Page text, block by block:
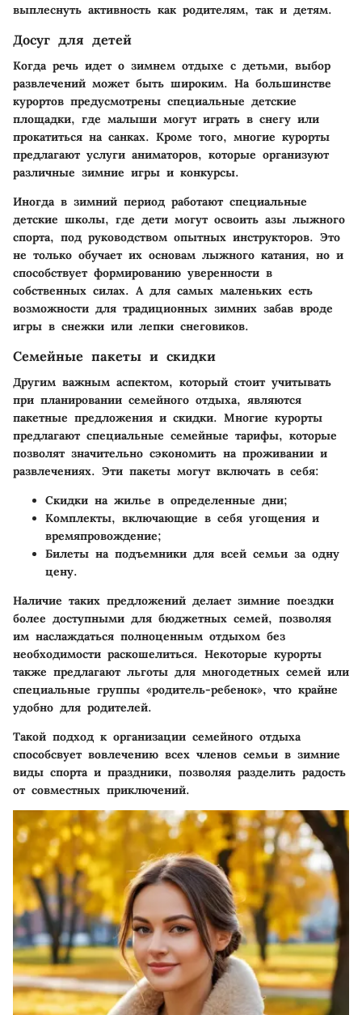
выплеснуть активность как родителям, так и детям.
Досуг для детей
Когда речь идет о зимнем отдыхе с детьми, выбор
развлечений может быть широким. На большинстве
курортов предусмотрены специальные детские
площадки, где малыши могут играть в снегу или
прокатиться на санках. Кроме того, многие курорты
предлагают услуги аниматоров, которые организуют
различные зимние игры и конкурсы.
Иногда в зимний период работают специальные
детские школы, где дети могут освоить азы лыжного
спорта, под руководством опытных инструкторов. Это
не только обучает их основам лыжного катания, но и
способствует формированию уверенности в
собственных силах. А для самых маленьких есть
возможности для традиционных зимних забав вроде
игры в снежки или лепки снеговиков.
Семейные пакеты и скидки
Другим важным аспектом, который стоит учитывать
при планировании семейного отдыха, являются
пакетные предложения и скидки. Многие курорты
предлагают специальные семейные тарифы, которые
позволят значительно сэкономить на проживании и
развлечениях. Эти пакеты могут включать в себя:
Скидки на жилье в определенные дни;
Комплекты, включающие в себя угощения и
времяпровождение;
Билеты на подъемники для всей семьи за одну
цену.
Наличие таких предложений делает зимние поездки
более доступными для бюджетных семей, позволяя
им наслаждаться полноценным отдыхом без
необходимости раскошелиться. Некоторые курорты
также предлагают льготы для многодетных семей или
специальные группы «родитель-ребенок», что крайне
удобно для родителей.
Такой подход к организации семейного отдыха
способсвует вовлечению всех членов семьи в зимние
виды спорта и праздники, позволяя разделить радость
от совместных приключений.